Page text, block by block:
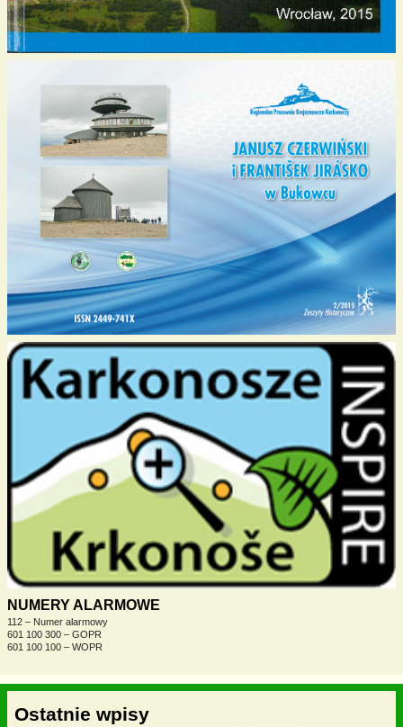
NUMERY ALARMOWE
112 – Numer alarmowy
601 100 300 – GOPR
601 100 100 – WOPR
Ostatnie wpisy